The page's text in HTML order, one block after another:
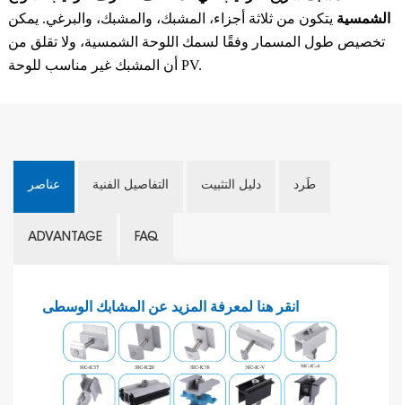
الشمسية يتكون من ثلاثة أجزاء، المشبك، والمشبك، والبرغي. يمكن
تخصيص طول المسمار وفقًا لسمك اللوحة الشمسية، ولا تقلق من
أن المشبك غير مناسب للوحة PV.
عناصر التفاصيل الفنية دليل التثبيت طَرد
ADVANTAGE FAQ
انقر هنا لمعرفة المزيد عن المشابك الوسطى